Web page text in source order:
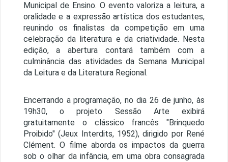
Municipal de Ensino. O evento valoriza a leitura, a
oralidade e a expressão artística dos estudantes,
reunindo os finalistas da competição em uma
celebração da literatura e da criatividade. Nesta
edição, a abertura contará também com a
culminância das atividades da Semana Municipal
da Leitura e da Literatura Regional.
Encerrando a programação, no dia 26 de junho, às
19h30, o projeto Sessão Arte exibirá
gratuitamente o clássico francês "Brinquedo
Proibido" (Jeux Interdits, 1952), dirigido por René
Clément. O filme aborda os impactos da guerra
sob o olhar da infância, em uma obra consagrada